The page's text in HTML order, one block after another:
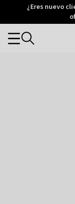
Otrium¿Eres nuevo
Categories